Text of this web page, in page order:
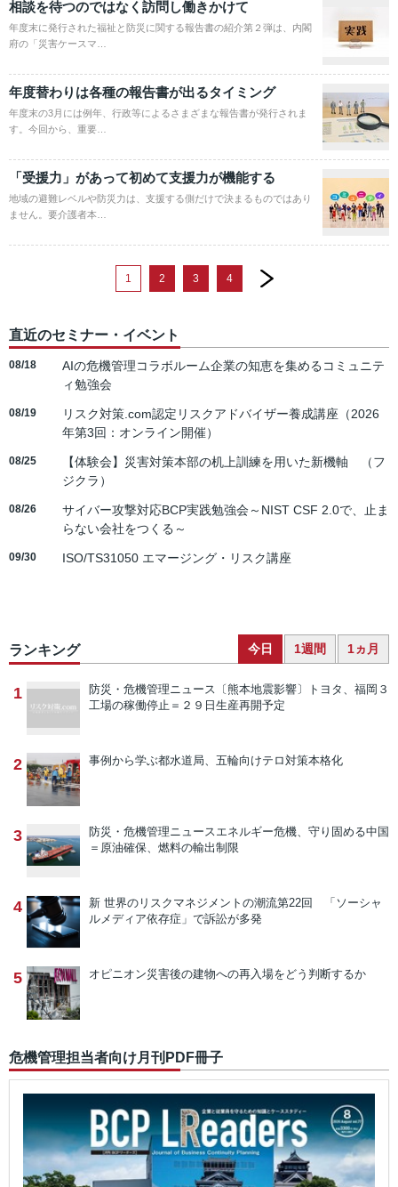
相談を待つのではなく訪問し働きかけて
年度末に発行された福祉と防災に関する報告書の紹介第２弾は、内閣
府の「災害ケースマ…
年度替わりは各種の報告書が出るタイミング
年度末の3月には例年、行政等によるさまざまな報告書が発行されま
す。今回から、重要…
「受援力」があって初めて支援力が機能する
地域の避難レベルや防災力は、支援する側だけで決まるものではあり
ません。要介護者本…
1 2 3 4
next
直近のセミナー・イベント
08/18
AIの危機管理コラボルーム企業の知恵を集めるコミュニテ
ィ勉強会
08/19
リスク対策.com認定リスクアドバイザー養成講座（2026
年第3回：オンライン開催）
08/25
【体験会】災害対策本部の机上訓練を用いた新機軸 （フ
ジクラ）
08/26
サイバー攻撃対応BCP実践勉強会～NIST CSF 2.0で、止ま
らない会社をつくる～
09/30 ISO/TS31050 エマージング・リスク講座
ランキング 今日 1週間 1ヵ月
1 防災・危機管理ニュース 〔熊本地震影響〕トヨタ、福岡３
工場の稼働停止＝２９日生産再開予定
2 事例から学ぶ都水道局、五輪向けテロ対策本格化
3 防災・危機管理ニュースエネルギー危機、守り固める中国
＝原油確保、燃料の輸出制限
4 新 世界のリスクマネジメントの潮流第22回 「ソーシャ
ルメディア依存症」で訴訟が多発
5 オピニオン災害後の建物への再入場をどう判断するか
危機管理担当者向け月刊PDF冊子